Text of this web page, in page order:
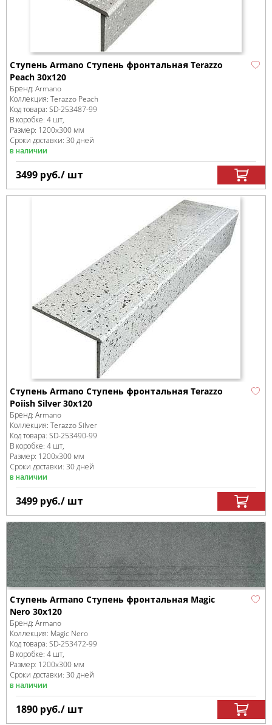
Ступень Armano Ступень фронтальная Terazzo
Peach 30x120
Бренд: Armano
Коллекция: Terazzo Peach
Код товара: SD-253487-99
В коробке: 4 шт,
Размер: 1200x300 мм
Сроки доставки: 30 дней
в наличии
3499 руб./ шт
Ступень Armano Ступень фронтальная Terazzo
Poiish Silver 30x120
Бренд: Armano
Коллекция: Terazzo Silver
Код товара: SD-253490-99
В коробке: 4 шт,
Размер: 1200x300 мм
Сроки доставки: 30 дней
в наличии
3499 руб./ шт
Ступень Armano Ступень фронтальная Magic
Nero 30x120
Бренд: Armano
Коллекция: Magic Nero
Код товара: SD-253472-99
В коробке: 4 шт,
Размер: 1200x300 мм
Сроки доставки: 30 дней
в наличии
1890 руб./ шт